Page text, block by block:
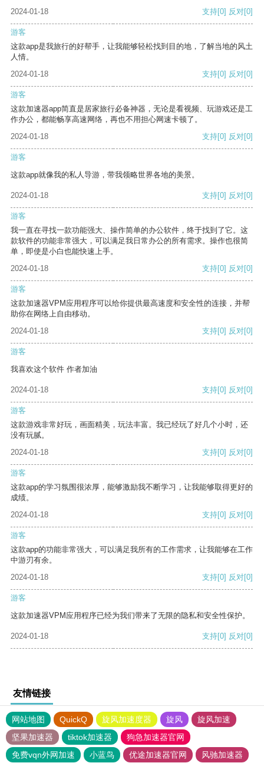
2024-01-18
支持[0] 反对[0]
游客
这款app是我旅行的好帮手，让我能够轻松找到目的地，了解当地的风土
人情。
2024-01-18
支持[0] 反对[0]
游客
这款加速器app简直是居家旅行必备神器，无论是看视频、玩游戏还是工
作办公，都能畅享高速网络，再也不用担心网速卡顿了。
2024-01-18
支持[0] 反对[0]
游客
这款app就像我的私人导游，带我领略世界各地的美景。
2024-01-18 支持[0] 反对[0]
游客
我一直在寻找一款功能强大、操作简单的办公软件，终于找到了它。这
款软件的功能非常强大，可以满足我日常办公的所有需求。操作也很简
单，即使是小白也能快速上手。
2024-01-18
支持[0] 反对[0]
游客
这款加速器VPM应用程序可以给你提供最高速度和安全性的连接，并帮
助你在网络上自由移动。
2024-01-18
支持[0] 反对[0]
游客
我喜欢这个软件 作者加油
2024-01-18 支持[0] 反对[0]
游客
这款游戏非常好玩，画面精美，玩法丰富。我已经玩了好几个小时，还
没有玩腻。
2024-01-18
支持[0] 反对[0]
游客
这款app的学习氛围很浓厚，能够激励我不断学习，让我能够取得更好的
成绩。
2024-01-18
支持[0] 反对[0]
游客
这款app的功能非常强大，可以满足我所有的工作需求，让我能够在工作
中游刃有余。
2024-01-18
支持[0] 反对[0]
游客
这款加速器VPM应用程序已经为我们带来了无限的隐私和安全性保护。
2024-01-18 支持[0] 反对[0]
友情链接
网站地图 QuickQ 旋风加速度器 旋风
旋风加速
坚果加速器
tiktok加速器
狗急加速器官网
免费vqn外网加速
小蓝鸟 优途加速器官网 风驰加速器